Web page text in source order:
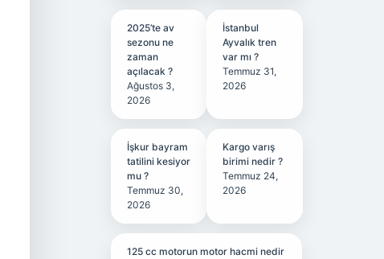
2025’te av
sezonu ne
zaman
açılacak ?
Ağustos 3,
2026
İstanbul
Ayvalık tren
var mı ?
Temmuz 31,
2026
İşkur bayram
tatilini kesiyor
mu ?
Temmuz 30,
2026
Kargo varış
birimi nedir ?
Temmuz 24,
2026
125 cc motorun motor hacmi nedir